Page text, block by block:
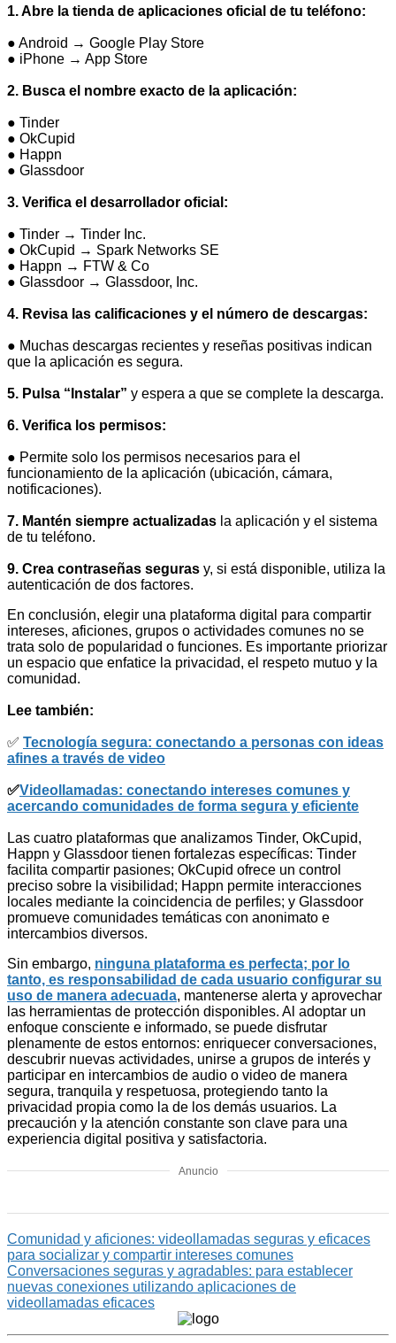
1. Abre la tienda de aplicaciones oficial de tu teléfono:
● Android → Google Play Store
● iPhone → App Store
2. Busca el nombre exacto de la aplicación:
● Tinder
● OkCupid
● Happn
● Glassdoor
3. Verifica el desarrollador oficial:
● Tinder → Tinder Inc.
● OkCupid → Spark Networks SE
● Happn → FTW & Co
● Glassdoor → Glassdoor, Inc.
4. Revisa las calificaciones y el número de descargas:
● Muchas descargas recientes y reseñas positivas indican
que la aplicación es segura.
5. Pulsa “Instalar” y espera a que se complete la descarga.
6. Verifica los permisos:
● Permite solo los permisos necesarios para el
funcionamiento de la aplicación (ubicación, cámara,
notificaciones).
7. Mantén siempre actualizadas la aplicación y el sistema
de tu teléfono.
9. Crea contraseñas seguras y, si está disponible, utiliza la
autenticación de dos factores.
En conclusión, elegir una plataforma digital para compartir
intereses, aficiones, grupos o actividades comunes no se
trata solo de popularidad o funciones. Es importante priorizar
un espacio que enfatice la privacidad, el respeto mutuo y la
comunidad.
Lee también:
✅ Tecnología segura: conectando a personas con ideas
afines a través de video
✅Videollamadas: conectando intereses comunes y
acercando comunidades de forma segura y eficiente
Las cuatro plataformas que analizamos Tinder, OkCupid,
Happn y Glassdoor tienen fortalezas específicas: Tinder
facilita compartir pasiones; OkCupid ofrece un control
preciso sobre la visibilidad; Happn permite interacciones
locales mediante la coincidencia de perfiles; y Glassdoor
promueve comunidades temáticas con anonimato e
intercambios diversos.
Sin embargo, ninguna plataforma es perfecta; por lo
tanto, es responsabilidad de cada usuario configurar su
uso de manera adecuada, mantenerse alerta y aprovechar
las herramientas de protección disponibles. Al adoptar un
enfoque consciente e informado, se puede disfrutar
plenamente de estos entornos: enriquecer conversaciones,
descubrir nuevas actividades, unirse a grupos de interés y
participar en intercambios de audio o video de manera
segura, tranquila y respetuosa, protegiendo tanto la
privacidad propia como la de los demás usuarios. La
precaución y la atención constante son clave para una
experiencia digital positiva y satisfactoria.
Anuncio
Comunidad y aficiones: videollamadas seguras y eficaces
para socializar y compartir intereses comunes
Conversaciones seguras y agradables: para establecer
nuevas conexiones utilizando aplicaciones de
videollamadas eficaces